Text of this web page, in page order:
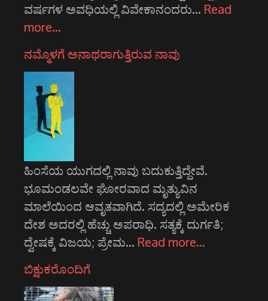
ವರ್ಷಗಳ ಅವಧಿಯಲ್ಲಿ ವಿವೇಕಾನಂದರು… Read
more…
ನಮ್ಮೊಳಗೆ ಅನಾಥರಾಗುತ್ತಿರುವ ನಾವು
ಹಿಂಸೆಯ ಯುಗದಲ್ಲಿ ನಾವು ಬದುಕುತ್ತಿದ್ದೇವೆ.
ಭೂಮಂಡಲವೇ ಘೋರವಾದ ಮೃತ್ಯುವಿನ
ಮಾಲೆಯಿಂದ ಆವೃತವಾಗಿದೆ. ಸದ್ಯದಲ್ಲಿ ಅಮೇರಿಕ
ದೇಶ ಅದರಲ್ಲಿ ಹೆಚ್ಚು ಅಪರಾಧಿ. ಸತ್ಯಕ್ಕೆ ದುರ್ಗತಿ;
ದ್ವೇಷಕ್ಕೆ ವಿಜಯ; ಪ್ರೇಮ… Read more…
ಬಿಕ್ಷುಕರೊಂದಿಗೆ